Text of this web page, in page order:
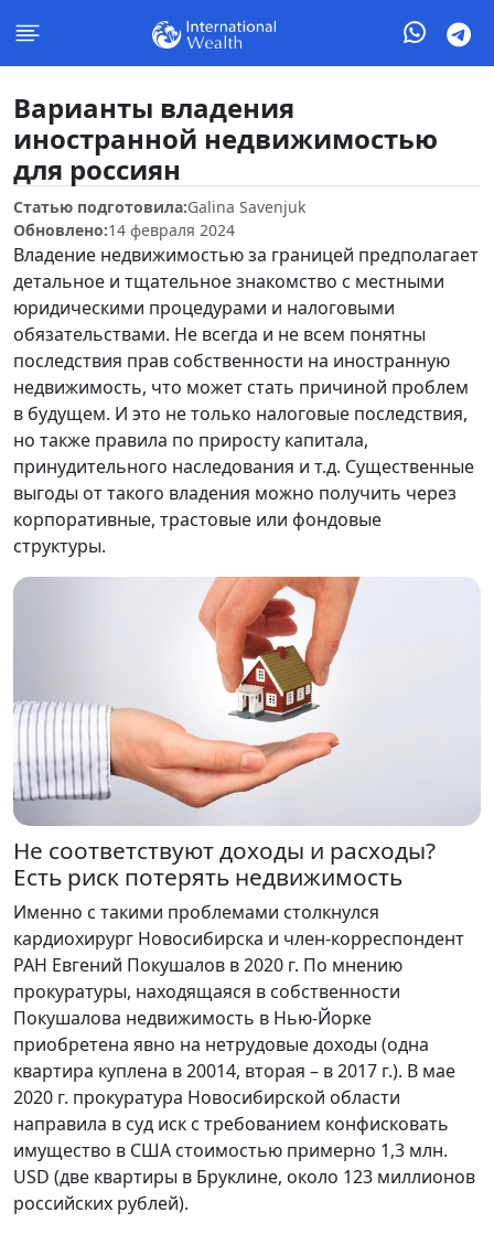
Варианты владения
иностранной недвижимостью
для россиян
Статью подготовила:Galina Savenjuk
Обновлено:14 февраля 2024
Владение недвижимостью за границей предполагает
детальное и тщательное знакомство с местными
юридическими процедурами и налоговыми
обязательствами. Не всегда и не всем понятны
последствия прав собственности на иностранную
недвижимость, что может стать причиной проблем
в будущем. И это не только налоговые последствия,
но также правила по приросту капитала,
принудительного наследования и т.д. Существенные
выгоды от такого владения можно получить через
корпоративные, трастовые или фондовые
структуры.
Не соответствуют доходы и расходы?
Есть риск потерять недвижимость
Именно с такими проблемами столкнулся
кардиохирург Новосибирска и член-корреспондент
РАН Евгений Покушалов в 2020 г. По мнению
прокуратуры, находящаяся в собственности
Покушалова недвижимость в Нью-Йорке
приобретена явно на нетрудовые доходы (одна
квартира куплена в 20014, вторая – в 2017 г.). В мае
2020 г. прокуратура Новосибирской области
направила в суд иск с требованием конфисковать
имущество в США стоимостью примерно 1,3 млн.
USD (две квартиры в Бруклине, около 123 миллионов
российских рублей).